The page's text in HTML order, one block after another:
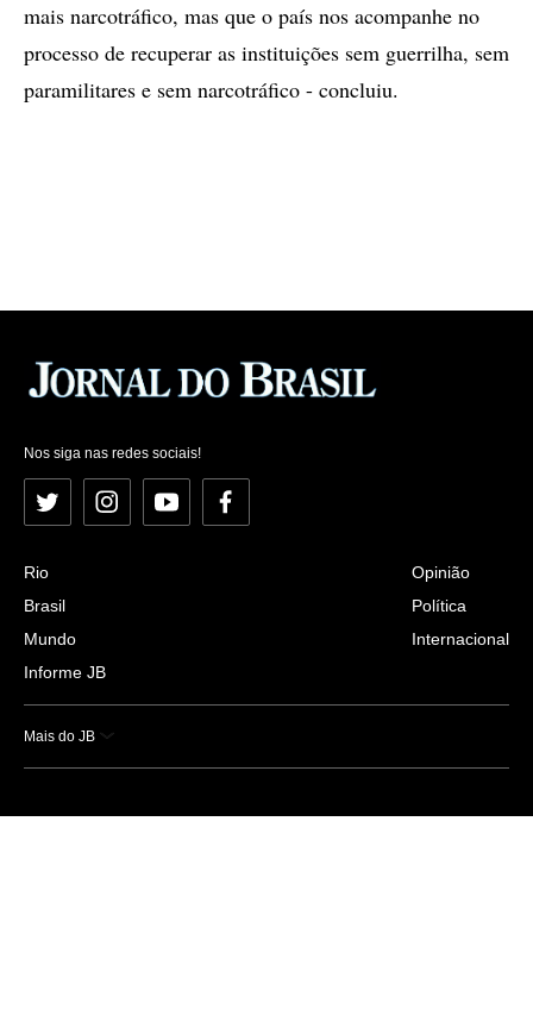
mais narcotráfico, mas que o país nos acompanhe no
processo de recuperar as instituições sem guerrilha, sem
paramilitares e sem narcotráfico - concluiu.
Nos siga nas redes sociais!
Twitter InstagramYouTubeFacebook
Rio
Brasil
Mundo
Informe JB
Opinião
Política
Internacional
Mais do JB
Esportes